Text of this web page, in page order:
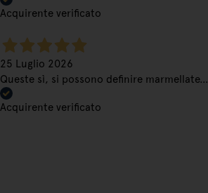
Acquirente verificato
25 Luglio 2026
Queste sì, si possono definire marmellate…
Acquirente verificato